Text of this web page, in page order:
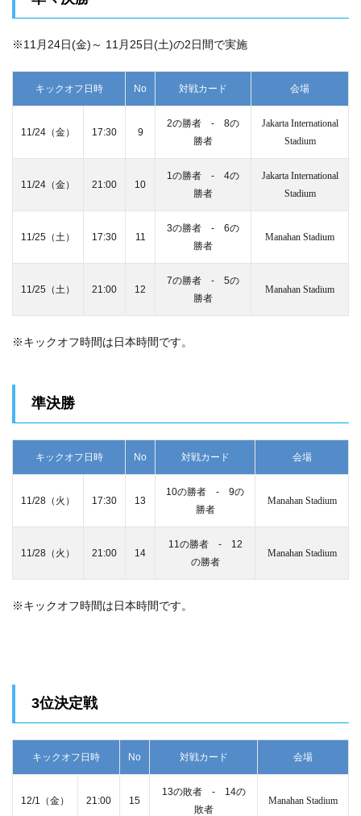
※11月24日(金)～ 11月25日(土)の2日間で実施
キックオフ日時 No 対戦カード 会場
11/24（金） 17:30 9
2の勝者 ‐ 8の
勝者
Jakarta International
Stadium
11/24（金） 21:00 10
1の勝者 ‐ 4の
勝者
Jakarta International
Stadium
11/25（土） 17:30 11
3の勝者 ‐ 6の
勝者
Manahan Stadium
11/25（土） 21:00 12
7の勝者 ‐ 5の
勝者
Manahan Stadium
※キックオフ時間は日本時間です。
準決勝
キックオフ日時 No 対戦カード 会場
11/28（火） 17:30 13
10の勝者 ‐ 9の
勝者
Manahan Stadium
11/28（火） 21:00 14
11の勝者 ‐ 12
の勝者
Manahan Stadium
※キックオフ時間は日本時間です。
3位決定戦
キックオフ日時 No 対戦カード 会場
12/1（金） 21:00 15
13の敗者 ‐ 14の
敗者
Manahan Stadium